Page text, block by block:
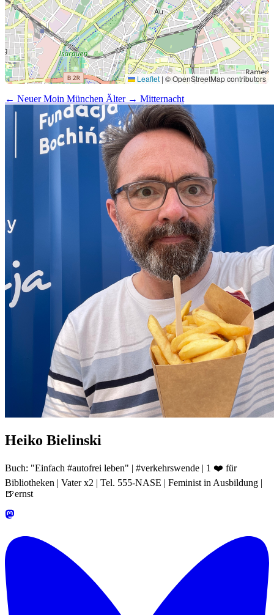
Leaflet | © OpenStreetMap contributors
← Neuer Moin München Älter → Mitternacht
Heiko Bielinski
Buch: "Einfach #autofrei leben" | #verkehrswende | 1 ❤️ für
Bibliotheken | Vater x2 | Tel. 555-NASE | Feminist in Ausbildung |
🍺ernst